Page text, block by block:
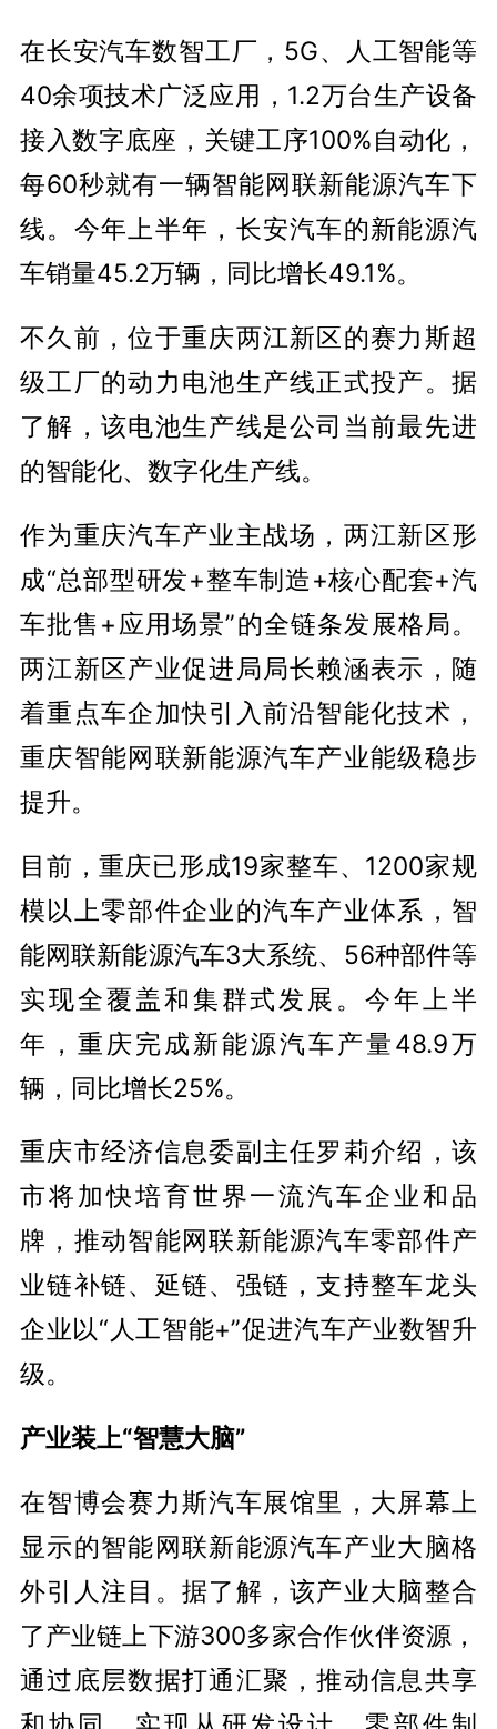
在长安汽车数智工厂，5G、人工智能等
40余项技术广泛应用，1.2万台生产设备
接入数字底座，关键工序100%自动化，
每60秒就有一辆智能网联新能源汽车下
线。今年上半年，长安汽车的新能源汽
车销量45.2万辆，同比增长49.1%。
不久前，位于重庆两江新区的赛力斯超
级工厂的动力电池生产线正式投产。据
了解，该电池生产线是公司当前最先进
的智能化、数字化生产线。
作为重庆汽车产业主战场，两江新区形
成“总部型研发+整车制造+核心配套+汽
车批售+应用场景”的全链条发展格局。
两江新区产业促进局局长赖涵表示，随
着重点车企加快引入前沿智能化技术，
重庆智能网联新能源汽车产业能级稳步
提升。
目前，重庆已形成19家整车、1200家规
模以上零部件企业的汽车产业体系，智
能网联新能源汽车3大系统、56种部件等
实现全覆盖和集群式发展。今年上半
年，重庆完成新能源汽车产量48.9万
辆，同比增长25%。
重庆市经济信息委副主任罗莉介绍，该
市将加快培育世界一流汽车企业和品
牌，推动智能网联新能源汽车零部件产
业链补链、延链、强链，支持整车龙头
企业以“人工智能+”促进汽车产业数智升
级。
产业装上“智慧大脑”
在智博会赛力斯汽车展馆里，大屏幕上
显示的智能网联新能源汽车产业大脑格
外引人注目。据了解，该产业大脑整合
了产业链上下游300多家合作伙伴资源，
通过底层数据打通汇聚，推动信息共享